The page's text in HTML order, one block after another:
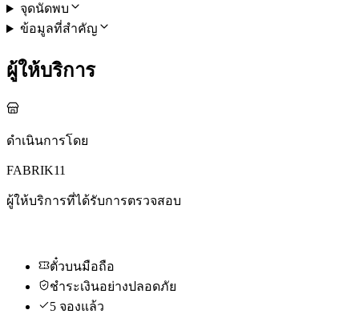
จุดนัดพบ
ข้อมูลที่สำคัญ
ผู้ให้บริการ
ดำเนินการโดย
FABRIK11
ผู้ให้บริการที่ได้รับการตรวจสอบ
ตั๋วบนมือถือ
ชำระเงินอย่างปลอดภัย
5 จองแล้ว